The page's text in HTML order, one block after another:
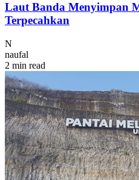
Laut Banda Menyimpan
Terpecahkan
N
naufal
2 min read